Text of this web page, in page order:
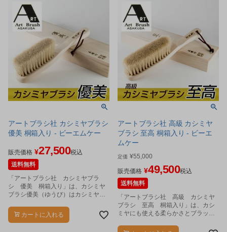
アートブラシ社 カシミヤブラシ
優美 桐箱入り - ビーエムケー
販売価格 ¥27,500税込
送料無料
「アートブラシ社 カシミヤブラ
シ 優美 桐箱入り」は、カシミヤ
ブラシ優美（ゆうび）はカシミヤに
必要なコシを兼ね備えた希少な馬毛
を100%使用してます。
カートに入れる
アートブラシ社 高級 カシミヤ
ブラシ 至高 桐箱入り - ビーエ
ムケー
定価 ¥55,000
販売価格 ¥49,500税込
送料無料
「アートブラシ社 高級 カシミヤ
ブラシ 至高 桐箱入り」は、カシ
ミヤにも使える柔らかさとブラッシ
な馬毛を100%使用した高級ブラシで